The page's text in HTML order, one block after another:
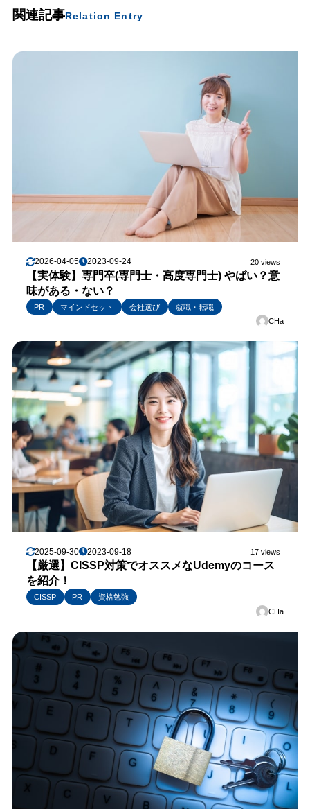
関連記事Relation Entry
2026-04-05 2023-09-24 20 views
【実体験】専門卒(専門士・高度専門士) やばい？意
味がある・ない？
PR マインドセット 会社選び
就職・転職
CHa
2025-09-30 2023-09-18 17 views
【厳選】CISSP対策でオススメなUdemyのコース
を紹介！
CISSP PR
資格勉強
CHa